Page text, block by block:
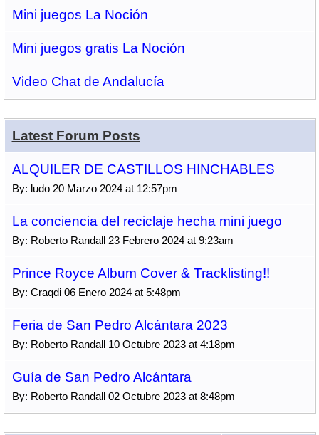
Mini juegos La Noción
Mini juegos gratis La Noción
Video Chat de Andalucía
Latest Forum Posts
ALQUILER DE CASTILLOS HINCHABLES
By: ludo 20 Marzo 2024 at 12:57pm
La conciencia del reciclaje hecha mini juego
By: Roberto Randall 23 Febrero 2024 at 9:23am
Prince Royce Album Cover & Tracklisting!!
By: Craqdi 06 Enero 2024 at 5:48pm
Feria de San Pedro Alcántara 2023
By: Roberto Randall 10 Octubre 2023 at 4:18pm
Guía de San Pedro Alcántara
By: Roberto Randall 02 Octubre 2023 at 8:48pm